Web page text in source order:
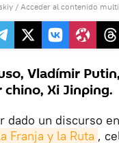
/ Acceder al contenido
Vladímir
Xi Jinping.
dado un discurso
Franja y la Ruta ,